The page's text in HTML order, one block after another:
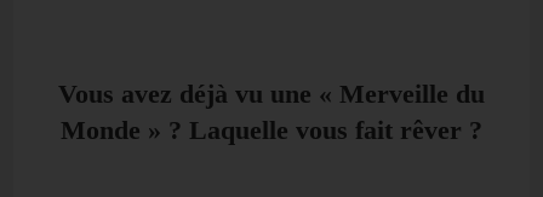
Vous avez déjà vu une « Merveille du
Monde » ? Laquelle vous fait rêver ?